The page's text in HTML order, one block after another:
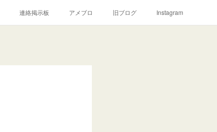
連絡掲示板 アメブロ 旧ブログ Instagram